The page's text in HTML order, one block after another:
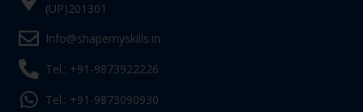
(UP)201301
Info@shapemyskills.in
Tel.: +91-9873922226
Tel.: +91-9873090930